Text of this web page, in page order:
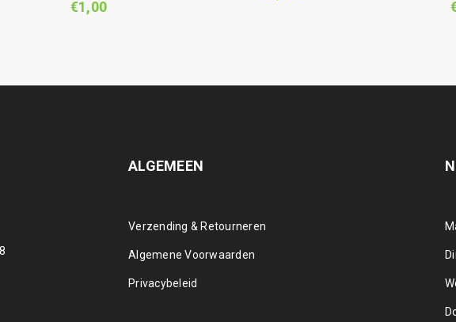
€1,00
ALGEMEEN
Verzending & Retourneren
Algemene Voorwaarden
Privacybeleid